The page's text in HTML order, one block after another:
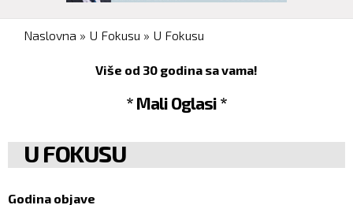
You are here
Naslovna » U Fokusu » U Fokusu
Više od 30 godina sa vama!
* Mali Oglasi *
U FOKUSU
Godina objave